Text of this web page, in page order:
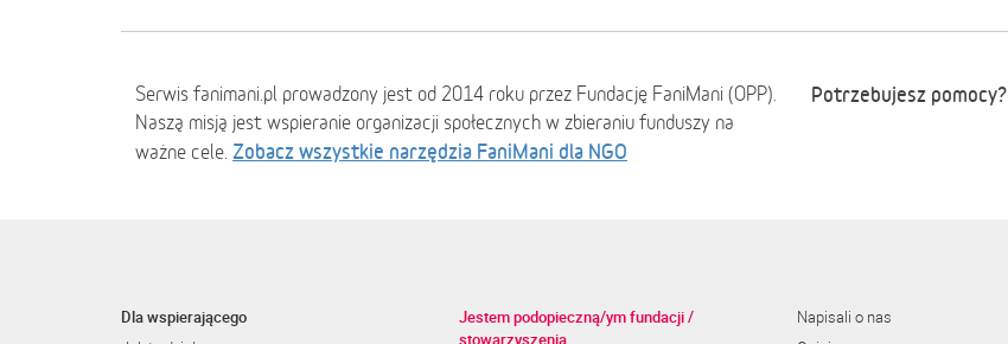
Serwis fanimani.pl prowadzony jest od 2014 roku przez Fundację FaniMani (OPP).
Naszą misją jest wspieranie organizacji społecznych w zbieraniu funduszy na
ważne cele. Zobacz wszystkie narzędzia FaniMani dla NGO
Potrzebujesz pomocy?
Dla wspierającego
Jestem podopieczną/ym fundacji /
stowarzyszenia
Napisali o nas